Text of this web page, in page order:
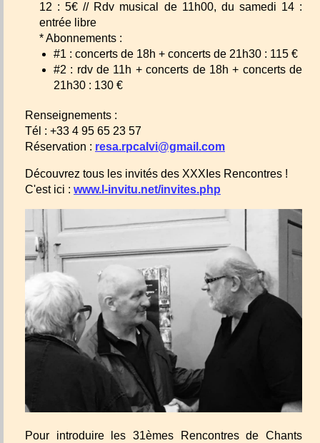
12 : 5€ // Rdv musical de 11h00, du samedi 14 :
entrée libre
* Abonnements :
#1 : concerts de 18h + concerts de 21h30 : 115 €
#2 : rdv de 11h + concerts de 18h + concerts de
21h30 : 130 €
Renseignements :
Tél : +33 4 95 65 23 57
Réservation : resa.rpcalvi@gmail.com
Découvrez tous les invités des XXXIes Rencontres !
C'est ici : www.l-invitu.net/invites.php
Pour introduire les 31èmes Rencontres de Chants